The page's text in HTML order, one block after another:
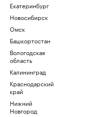
Екатеринбург
Новосибирск
Омск
Башкортостан
Вологодская
область
Калининград
Краснодарский
край
Нижний
Новгород